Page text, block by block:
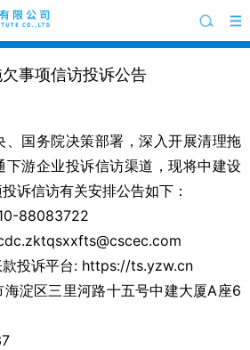
事项信访投诉公告
国务院决策部署，深入开展清理拖
下游企业投诉信访渠道，现将中建设
诉信访有关安排公告如下：
88083722
投诉平台: https://ts.yzw.cn
淀区三里河路十五号中建大厦A座6